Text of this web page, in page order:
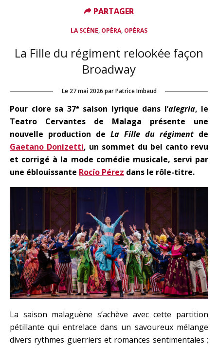
LA SCÈNE, OPÉRA, OPÉRAS
La Fille du régiment relookée façon
Broadway
Le 27 mai 2026 par Patrice Imbaud
Pour clore sa 37e saison lyrique dans l’alegria, le
Teatro Cervantes de Malaga présente une
nouvelle production de La Fille du régiment de
Gaetano Donizetti, un sommet du bel canto revu
et corrigé à la mode comédie musicale, servi par
une éblouissante Rocío Pérez dans le rôle-titre.
La saison malaguène s’achève avec cette partition
pétillante qui entrelace dans un savoureux mélange
divers rythmes guerriers et romances sentimentales ;
PARTAGER
PARTAGER